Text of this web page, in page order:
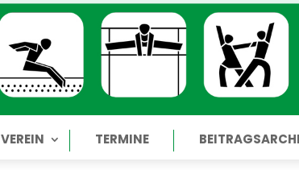
VEREIN TERMINE